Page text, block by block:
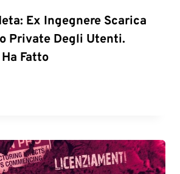
Ex Ingegnere Scarica
Private Degli Utenti.
Fatto